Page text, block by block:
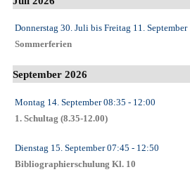
Donnerstag 30. Juli bis Freitag 11. September
Sommerferien
September 2026
Montag 14. September08:35 - 12:00
1. Schultag (8.35-12.00)
Dienstag 15. September07:45 - 12:50
Bibliographierschulung Kl. 10